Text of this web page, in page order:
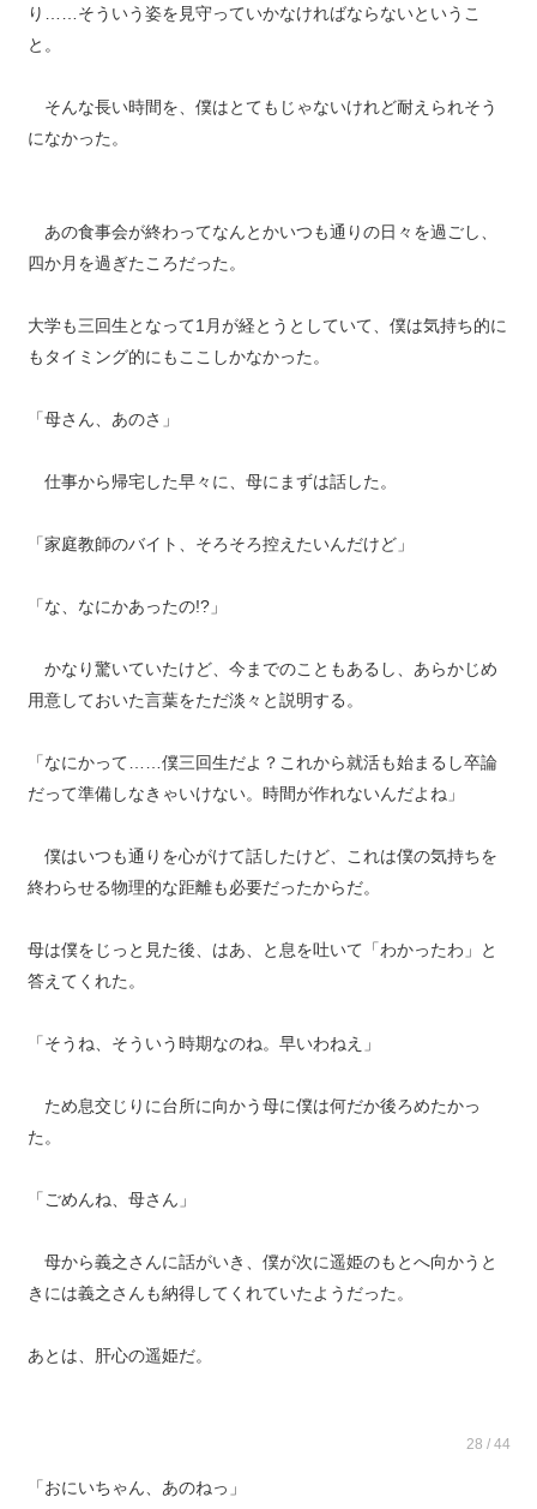
り……そういう姿を見守っていかなければならないというこ
と。
そんな長い時間を、僕はとてもじゃないけれど耐えられそう
になかった。
あの食事会が終わってなんとかいつも通りの日々を過ごし、
四か月を過ぎたころだった。
大学も三回生となって1月が経とうとしていて、僕は気持ち的に
もタイミング的にもここしかなかった。
「母さん、あのさ」
仕事から帰宅した早々に、母にまずは話した。
「家庭教師のバイト、そろそろ控えたいんだけど」
「な、なにかあったの!?」
かなり驚いていたけど、今までのこともあるし、あらかじめ
用意しておいた言葉をただ淡々と説明する。
「なにかって……僕三回生だよ？これから就活も始まるし卒論
だって準備しなきゃいけない。時間が作れないんだよね」
僕はいつも通りを心がけて話したけど、これは僕の気持ちを
終わらせる物理的な距離も必要だったからだ。
母は僕をじっと見た後、はあ、と息を吐いて「わかったわ」と
答えてくれた。
「そうね、そういう時期なのね。早いわねえ」
ため息交じりに台所に向かう母に僕は何だか後ろめたかっ
た。
「ごめんね、母さん」
母から義之さんに話がいき、僕が次に遥姫のもとへ向かうと
きには義之さんも納得してくれていたようだった。
あとは、肝心の遥姫だ。
28 / 44
「おにいちゃん、あのねっ」